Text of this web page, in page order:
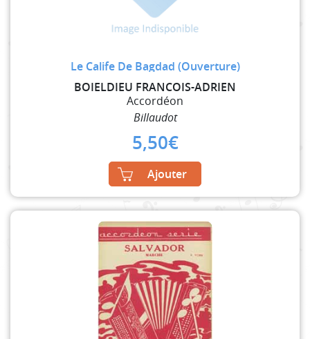
Le Calife De Bagdad (Ouverture)
BOIELDIEU FRANCOIS-ADRIEN
Accordéon
Billaudot
5,50€
Ajouter